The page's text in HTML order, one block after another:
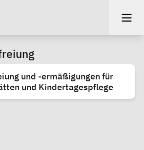
und -ermäßigungen für
und Kindertagespflege